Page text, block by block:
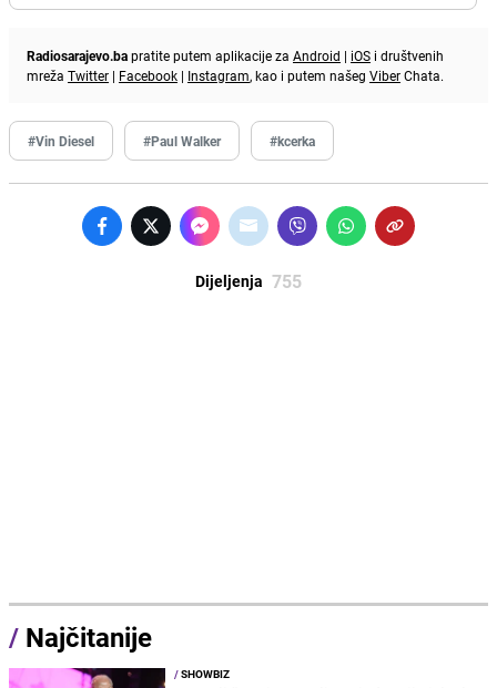
Radiosarajevo.bapratite putem aplikacije za Android | iOS i društvenih
mreža Twitter | Facebook | Instagram, kao i putem našeg ViberChata.
#Vin Diesel #Paul Walker #kcerka
Dijeljenja 755
/ Najčitanije
/SHOWBIZ